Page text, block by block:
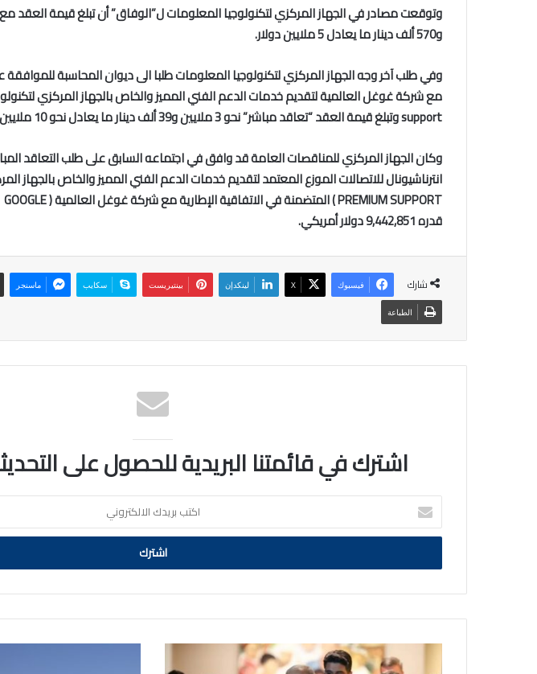
وتوقعت مصادر في الجهاز المركزي لتكنولوجيا المعلومات ل”الوفاق” أن تبلغ قيمة
و570 ألف دينار ما يعادل 5 ملايين دولار.
وفي طلب آخر وجه الجهاز المركزي لتكنولوجيا المعلومات طلبا الى ديوان المحاسبة للموافقة
مع شركة غوغل العالمية لتقديم خدمات الدعم الفني المميز والخاص بالجهاز المركزي
supportوتبلغ قيمة العقد “تعاقد مباشر” نحو 3 ملايين و39 ألف دينار ما يعادل نحو 10 ملايين دولار.
وكان الجهاز المركزي للمناقصات العامة قد وافق في اجتماعه السابق على طلب التعاقد
انترناشيونال للاتصالات الموزع المعتمد لتقديم خدمات الدعم الفني المميز والخاص بالجهاز
PREMIUM SUPPORT) المتضمنة في الاتفاقية الإطارية مع شركة غوغل العالمية (GOOGLE
قدره 9,442,851 دولار أمريكي
.
شارك فيسبوك ‫X لينكدإن بينتيريست سكايب ماسنجر
الطباعة
اشترك في قائمتنا البريدية للحصول على
اكتب
بريدك
الالكتروني